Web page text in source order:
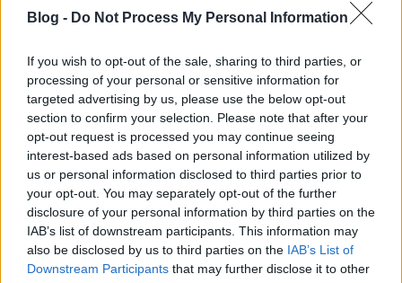
Blog - Do Not Process My Personal Information
If you wish to opt-out of the sale, sharing to third parties, or
processing of your personal or sensitive information for
targeted advertising by us, please use the below opt-out
section to confirm your selection. Please note that after your
opt-out request is processed you may continue seeing
interest-based ads based on personal information utilized by
us or personal information disclosed to third parties prior to
your opt-out. You may separately opt-out of the further
disclosure of your personal information by third parties on the
IAB’s list of downstream participants. This information may
also be disclosed by us to third parties on the IAB’s List of
Downstream Participants that may further disclose it to other
A BlackBerry legújabb androidos okostelefonja, a
DTEK60 mondhatni szokatlanul pozitív
fogadtatásban részesült tőlünk nyugatabbra, ahol a
készüléket ...
Sokkal hatékonyabb és újra
nyereséges a BlackBerry
Jack Potata•2014. június 19.
Befutottak a BlackBerry pénzügyi eredményei a
májussal zárul negyedévről, amely a vállalat
pénzügyi naptárában az első negyedév. A cég az ...